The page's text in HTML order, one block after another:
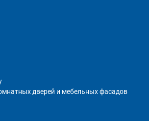
дверей и мебельных фасадов